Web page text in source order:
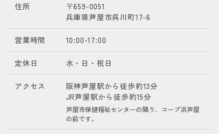
住所
〒659-0051
兵庫県芦屋市呉川町17-6
営業時間 10:00-17:00
定休日 水・日・祝日
アクセス
阪神芦屋駅から徒歩約13分
JR芦屋駅から徒歩約15分
芦屋市保健福祉センターの隣り、コープ浜芦屋
の前です。